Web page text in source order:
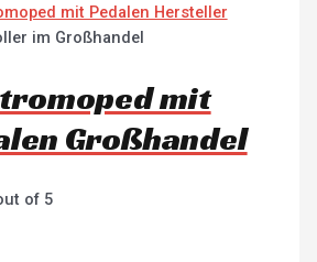
im Großhandel
mit
Großhandel
of 5